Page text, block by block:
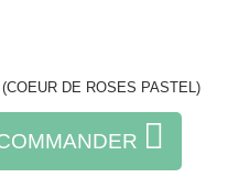
(COEUR DE ROSES PASTEL)